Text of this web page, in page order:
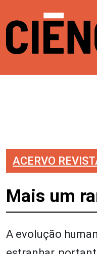
ACERVO
Mais um
A evolução